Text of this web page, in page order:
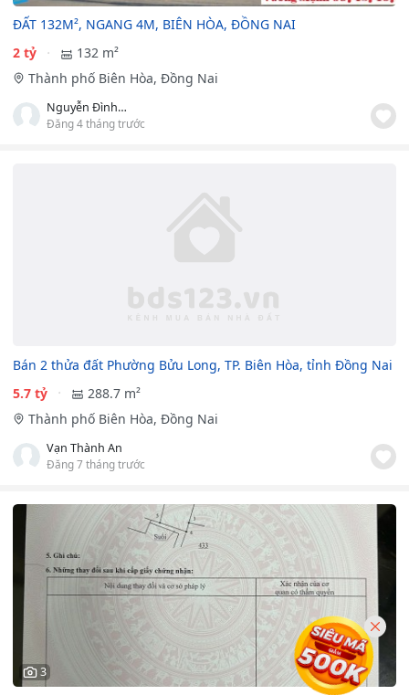
ĐẤT 132M², NGANG 4M, BIÊN HÒA, ĐỒNG NAI
2 tỷ
132 m²
Thành phố Biên Hòa, Đồng Nai
Nguyễn Đình Vương Mạnh
Đăng 4 tháng trước
Bán 2 thửa đất Phường Bửu Long, TP. Biên Hòa, tỉnh Đồng Nai
5.7 tỷ
288.7 m²
Thành phố Biên Hòa, Đồng Nai
Vạn Thành An
Đăng 7 tháng trước
3